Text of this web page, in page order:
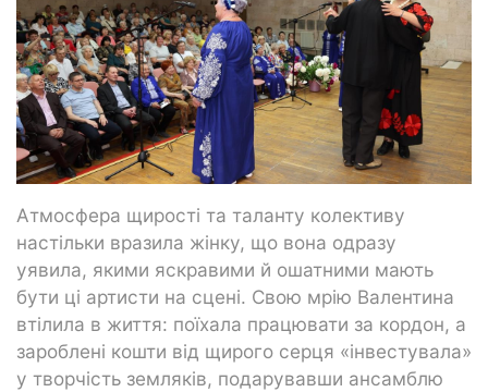
Атмосфера щирості та таланту колективу
настільки вразила жінку, що вона одразу
уявила, якими яскравими й ошатними мають
бути ці артисти на сцені. Свою мрію Валентина
втілила в життя: поїхала працювати за кордон, а
зароблені кошти від щирого серця «інвестувала»
у творчість земляків, подарувавши ансамблю